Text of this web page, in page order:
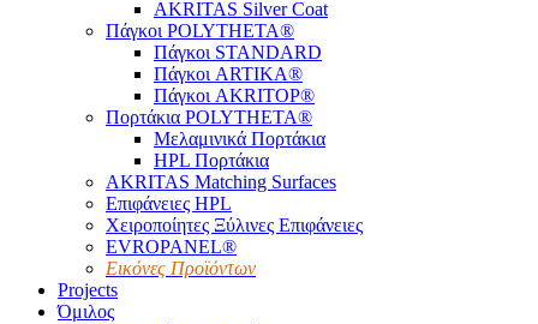
AKRITAS Silver Coat
Πάγκοι POLYTHETA®
Πάγκοι STANDARD
Πάγκοι ARTIKA®
Πάγκοι AKRITOP®
Πορτάκια POLYTHETA®
Μελαμινικά Πορτάκια
HPL Πορτάκια
AKRITAS Matching Surfaces
Επιφάνειες HPL
Χειροποίητες Ξύλινες Επιφάνειες
EVROPANEL®
Εικόνες Προϊόντων
Projects
Όμιλος